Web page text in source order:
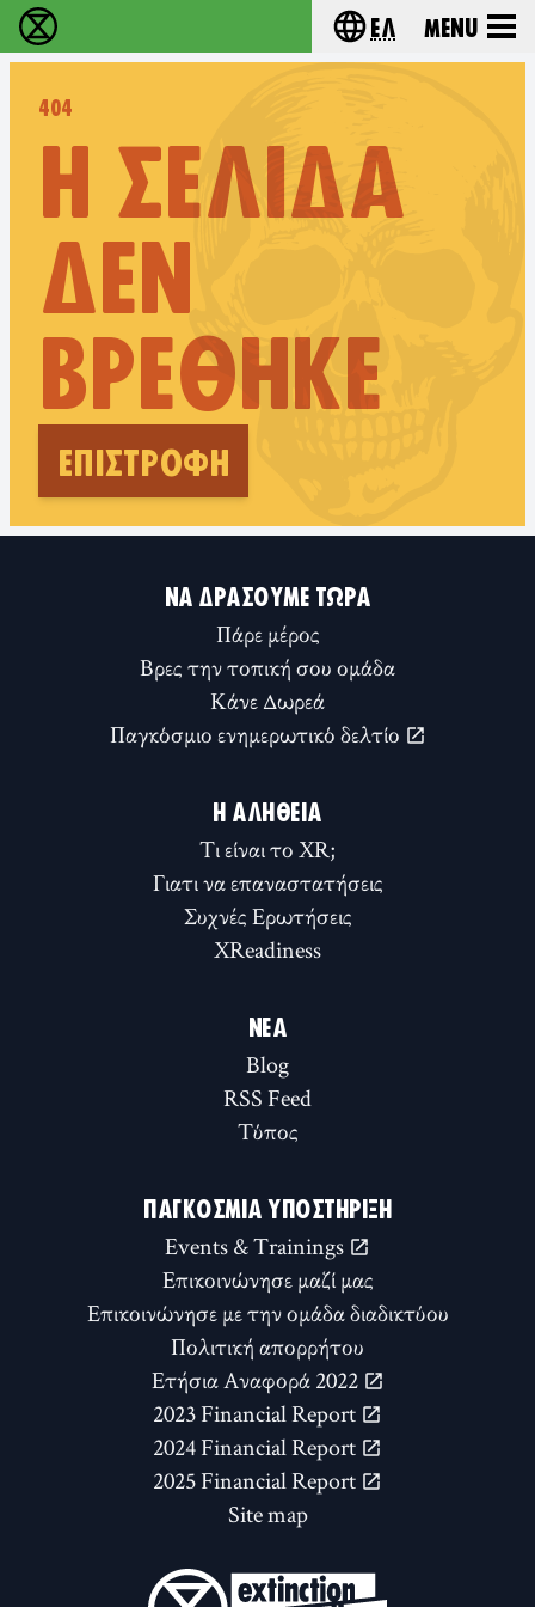
Extinction Rebellion - Home Choose your
Ελ Menu
404
Η ΣΕΛΊΔΑ
ΔΕΝ
ΒΡΈΘΗΚΕ
ΕΠΙΣΤΡΟΦΉ
ΝΑ ΔΡΆΣΟΥΜΕ ΤΏΡΑ
Πάρε μέρος
Βρες την τοπική σου ομάδα
Κάνε Δωρεά
Παγκόσμιο ενημερωτικό δελτίο
Η ΑΛΉΘΕΙΑ
Τι είναι το XR;
Γιατι να επαναστατήσεις
Συχνές Ερωτήσεις
XReadiness
ΝΈΑ
Blog
RSS Feed
Τύπος
ΠΑΓΚΌΣΜΙΑ ΥΠΟΣΤΉΡΙΞΗ
Events & Trainings
Επικοινώνησε μαζί μας
Επικοινώνησε με την ομάδα διαδικτύου
Πολιτική απορρήτου
Ετήσια Αναφορά 2022
2023 Financial Report
2024 Financial Report
2025 Financial Report
Site map